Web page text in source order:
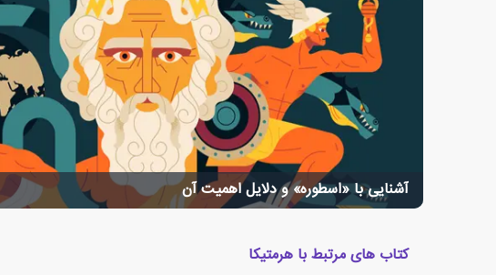
آشنایی با «اسطوره» و دلایل اهمیت آن
کتاب های مرتبط با هرمتیکا